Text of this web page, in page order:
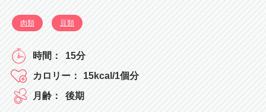
肉類 豆類
15分
15kcal/1個分
後期